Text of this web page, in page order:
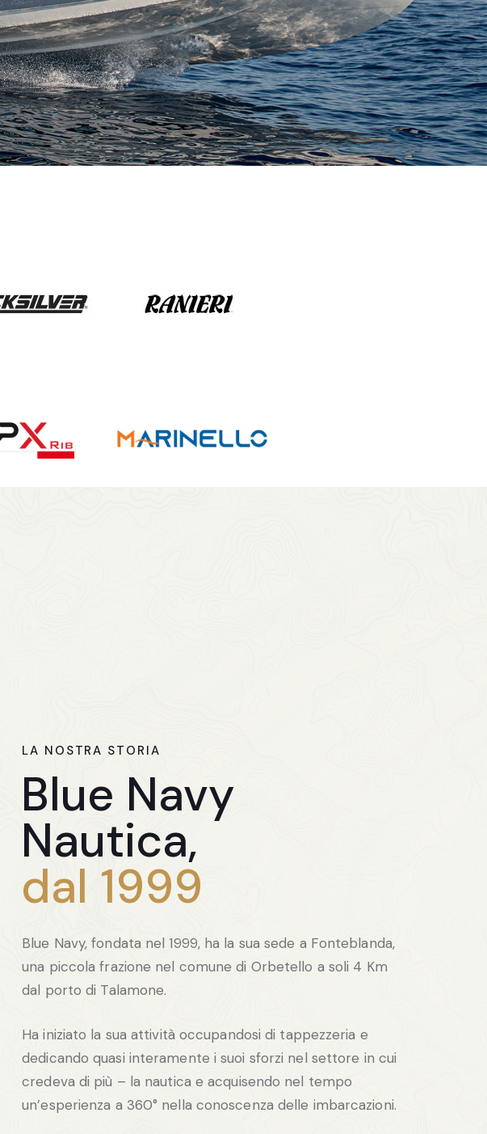
LA NOSTRA STORIA
Blue Navy
Nautica,
dal 1999
Blue Navy, fondata nel 1999, ha la sua sede a Fonteblanda,
una piccola frazione nel comune di Orbetello a soli 4 Km
dal porto di Talamone.
Ha iniziato la sua attività occupandosi di tappezzeria e
dedicando quasi interamente i suoi sforzi nel settore in cui
credeva di più – la nautica e acquisendo nel tempo
un’esperienza a 360° nella conoscenza delle imbarcazioni.